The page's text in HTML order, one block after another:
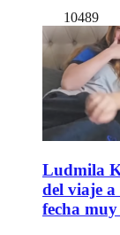
10489
Ludmila
del viaje
fecha muy